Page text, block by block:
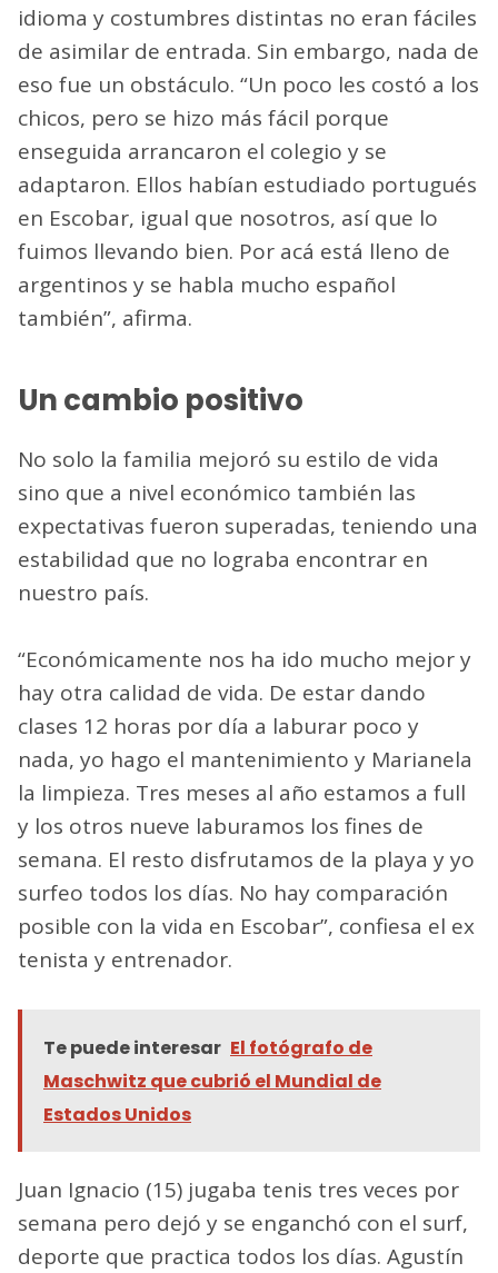
idioma y costumbres distintas no eran fáciles
de asimilar de entrada. Sin embargo, nada de
eso fue un obstáculo. “Un poco les costó a los
chicos, pero se hizo más fácil porque
enseguida arrancaron el colegio y se
adaptaron. Ellos habían estudiado portugués
en Escobar, igual que nosotros, así que lo
fuimos llevando bien. Por acá está lleno de
argentinos y se habla mucho español
también”, afirma.
Un cambio positivo
No solo la familia mejoró su estilo de vida
sino que a nivel económico también las
expectativas fueron superadas, teniendo una
estabilidad que no lograba encontrar en
nuestro país.
“Económicamente nos ha ido mucho mejor y
hay otra calidad de vida. De estar dando
clases 12 horas por día a laburar poco y
nada, yo hago el mantenimiento y Marianela
la limpieza. Tres meses al año estamos a full
y los otros nueve laburamos los fines de
semana. El resto disfrutamos de la playa y yo
surfeo todos los días. No hay comparación
posible con la vida en Escobar”, confiesa el ex
tenista y entrenador.
Te puede interesar El fotógrafo de
Maschwitz que cubrió el Mundial de
Estados Unidos
Juan Ignacio (15) jugaba tenis tres veces por
semana pero dejó y se enganchó con el surf,
deporte que practica todos los días. Agustín